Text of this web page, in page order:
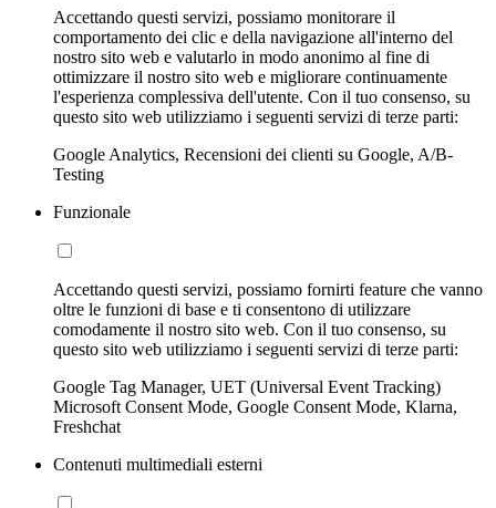
Accettando questi servizi, possiamo monitorare il
comportamento dei clic e della navigazione all'interno del
nostro sito web e valutarlo in modo anonimo al fine di
ottimizzare il nostro sito web e migliorare continuamente
l'esperienza complessiva dell'utente. Con il tuo consenso, su
questo sito web utilizziamo i seguenti servizi di terze parti:
Google Analytics, Recensioni dei clienti su Google, A/B-
Testing
Funzionale
Accettando questi servizi, possiamo fornirti feature che vanno
oltre le funzioni di base e ti consentono di utilizzare
comodamente il nostro sito web. Con il tuo consenso, su
questo sito web utilizziamo i seguenti servizi di terze parti:
Google Tag Manager, UET (Universal Event Tracking)
Microsoft Consent Mode, Google Consent Mode, Klarna,
Freshchat
Contenuti multimediali esterni